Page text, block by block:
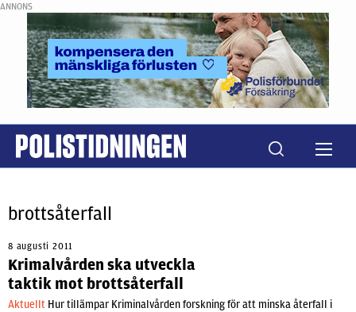
ANNONS
brottsåterfall
8 augusti 2011
Krimalvården ska utveckla
taktik mot brottsåterfall
Aktuellt Hur tillämpar Kriminalvården forskning för att minska återfall i